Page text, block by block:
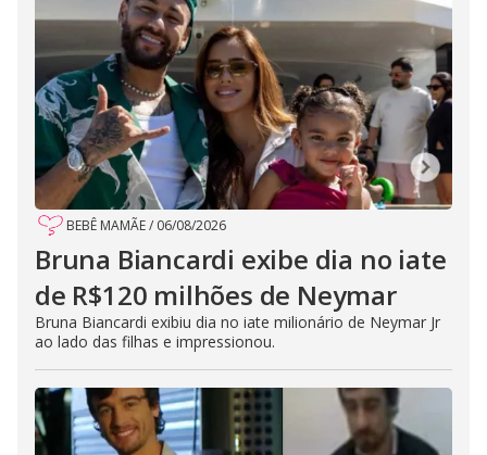
BEBÊ MAMÃE/ 06/08/2026
Bruna Biancardi exibe dia no iate
de R$120 milhões de Neymar
Bruna Biancardi exibiu dia no iate milionário de Neymar Jr
ao lado das filhas e impressionou.